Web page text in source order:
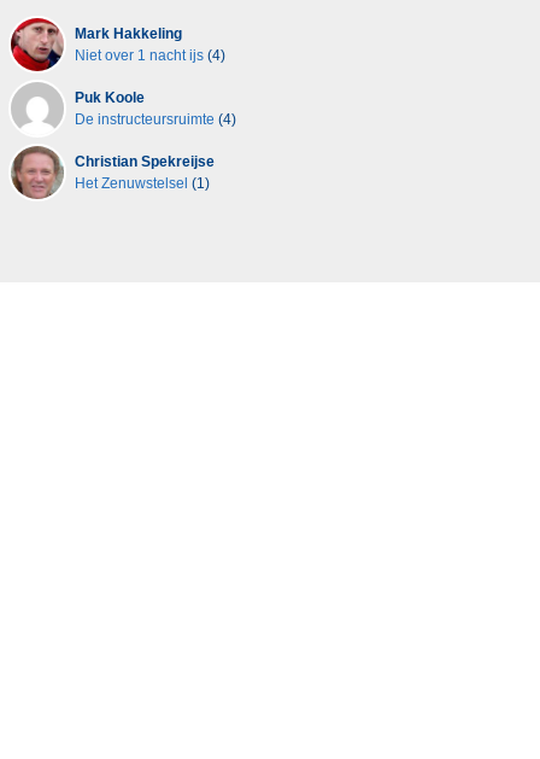
Mark Hakkeling
Niet over 1 nacht ijs(4)
Puk Koole
De instructeursruimte (4)
Christian Spekreijse
Het Zenuwstelsel (1)